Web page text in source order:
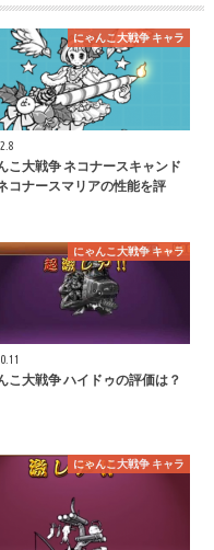
にゃんこ大戦争 キャラ
こ大戦争 ネコナースキャンド
コナースマリアの性能を評
にゃんこ大戦争 キャラ
こ大戦争 ハイドゥの評価は？
にゃんこ大戦争 キャラ